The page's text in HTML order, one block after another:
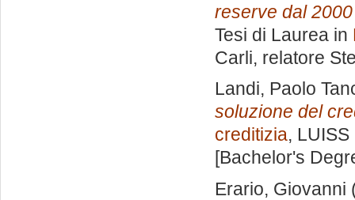
reserve dal 2000
Tesi di Laurea in
Carli, relatore
Landi, Paolo
soluzione del
creditizia,
[Bachelor's
Erario, Giovanni